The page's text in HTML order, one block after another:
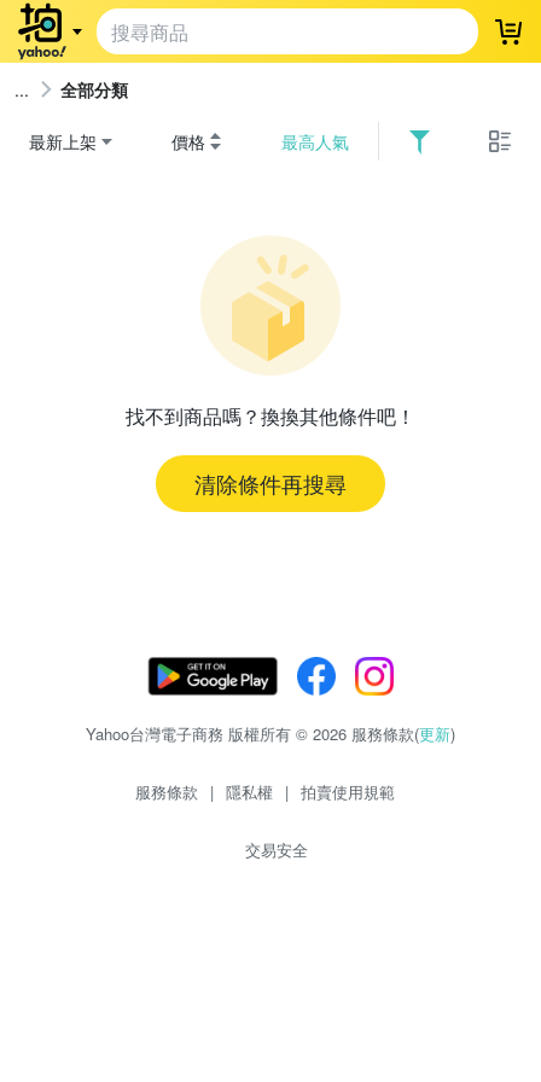
登
全部分類
最新上架 價格 最高人氣
找不到商品嗎？換換其他條件吧！
清除條件再搜尋
Yahoo台灣電子商務 版權所有 © 2026 服務條款(更新)
服務條款 | 隱私權 | 拍賣使用規範
交易安全